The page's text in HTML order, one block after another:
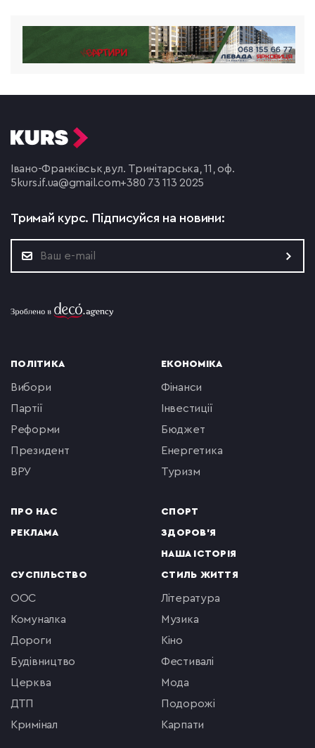
Івано-Франківськ,вул. Тринітарська, 11, оф.
5 kurs.if.ua@gmail.com+380 73 113 2025
Тримай курс. Підписуйся на новини:
ПОЛІТИКА
вибори
партії
реформи
президент
ВРУ
ПРО НАС
РЕКЛАМА
ЕКОНОМІКА
фінанси
інвестиції
бюджет
енергетика
туризм
СПОРТ
ЗДОРОВ'Я
НАША ІСТОРІЯ
СУСПІЛЬСТВО
ООС
комуналка
Дороги
будівництво
церква
ДТП
кримінал
СТИЛЬ ЖИТТЯ
література
музика
кіно
фестивалі
мода
подорожі
Карпати